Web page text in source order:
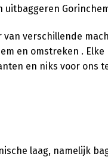
verschillende
en omstreken . Elke
en niks voor ons
laag, namelijk